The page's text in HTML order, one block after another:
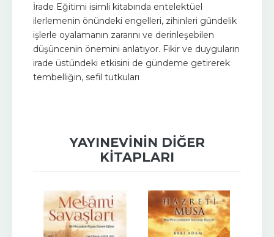
İrade Eğitimi isimli kitabında entelektüel
ilerlemenin önündeki engelleri, zihinleri gündelik
işlerle oyalamanın zararını ve derinleşebilen
düşüncenin önemini anlatıyor. Fikir ve duyguların
irade üstündeki etkisini de gündeme getirerek
tembelliğin, sefil tutkuları
YAYINEVININ DIĞER
KITAPLARI